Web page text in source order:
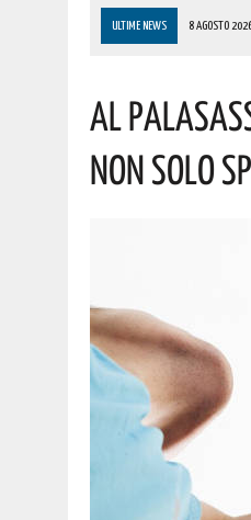
ULTIME NEWS 8 AGOSTO
NOMINA
8 AGOSTO 2026 BONUS
8 AGOSTO 2026 BASILICATA:
Al
Non Solo